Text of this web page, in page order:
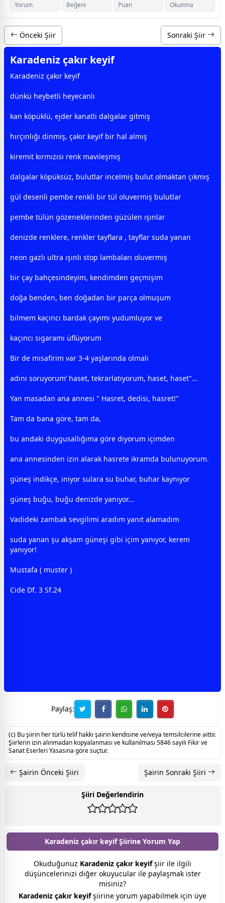
Yorum Beğeni Puan Okunma
Önceki Şiir Sonraki Şiir
Karadeniz çakır keyif
Karadeniz çakır keyif
dünkü heybetli heyecanlı
kan köpüklü, ejder kanatlı dalgalar gitmiş
hırçınlığı dinmiş, çakır keyif bir hal almış
kiremit kırmızısı renk mavileşmiş
dalgalar köpüksüz, bulutlar incelmiş bulut olmaktan çıkmış
gül desenli pembe renkli bir tül oluvermiş bulutlar
pembe tülün gözeneklerinden güzülen ışınlar
denizde renklere, renkler tayflara , tayflar suda yanan
neon gazlı ultra ışınlı stop lambaları oluvermiş
bir çay bahçesindeyim, kendimden geçmişim
doğa benden, ben doğadan bir parça olmuşum
bilmem kaçıncı bardak çayımı yudumluyor ve
kaçıncı sıgaramı üflüyorum
Bir de misafirim var 3-4 yaşlarında olmalı
adını soruyorum’ haset, tekrarlatıyorum, haset, haset"...
Yan masadan ana annesi " Hasret, dedisi, hasret!"
Tam da bana göre, tam da,
bu andaki duygusallığıma göre diyorum içimden
ana annesinden izin alarak hasrete ikramda bulunuyorum.
güneş indikçe, iniyor sulara su buhar, buhar kaynıyor
güneş buğu, buğu denizde yanıyor...
Vadideki zambak sevgilimi aradım yanıt alamadım
suda yanan şu akşam güneşi gibi içim yanıyor, kerem
yanıyor!
Mustafa ( muster )
Cide Df. 3 Sf.24
Paylaş:
(c) Bu şiirin her türlü telif hakkı şairin kendisine ve/veya temsilcilerine aittir.
Şiirlerin izin alınmadan kopyalanması ve kullanılması 5846 sayılı Fikir ve
Sanat Eserleri Yasasına göre suçtur.
Şairin Önceki Şiiri Şairin Sonraki Şiiri
Şiiri Değerlendirin
Karadeniz çakır keyif Şiirine Yorum Yap
Okuduğunuz Karadeniz çakır keyifşiir ile ilgili
düşüncelerinizi diğer okuyucular ile paylaşmak ister
misiniz?
Karadeniz çakır keyifşiirine yorum yapabilmek için üye